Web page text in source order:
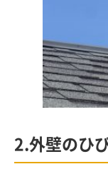
2.外壁のひ